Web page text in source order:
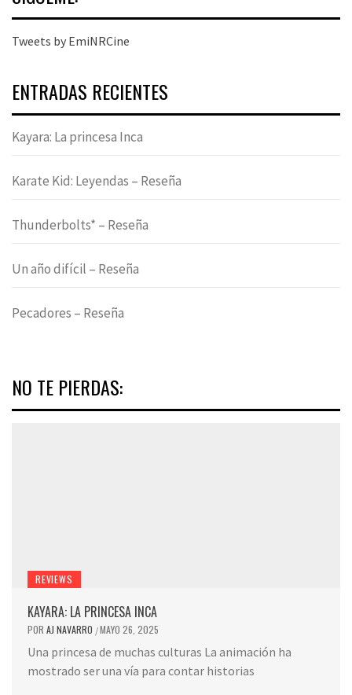
Tweets by EmiNRCine
ENTRADAS RECIENTES
Kayara: La princesa Inca
Karate Kid: Leyendas – Reseña
Thunderbolts* – Reseña
Un año difícil – Reseña
Pecadores – Reseña
NO TE PIERDAS:
REVIEWS
KAYARA: LA PRINCESA INCA
POR AJ NAVARRO /MAYO 26, 2025
Una princesa de muchas culturas La animación ha
mostrado ser una vía para contar historias